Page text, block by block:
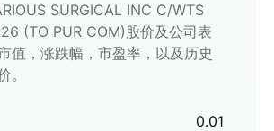
SURGICAL INC C/WTS
(TO PUR COM)股价及公司表
值，涨跌幅，市盈率，以及历史
。
0.01